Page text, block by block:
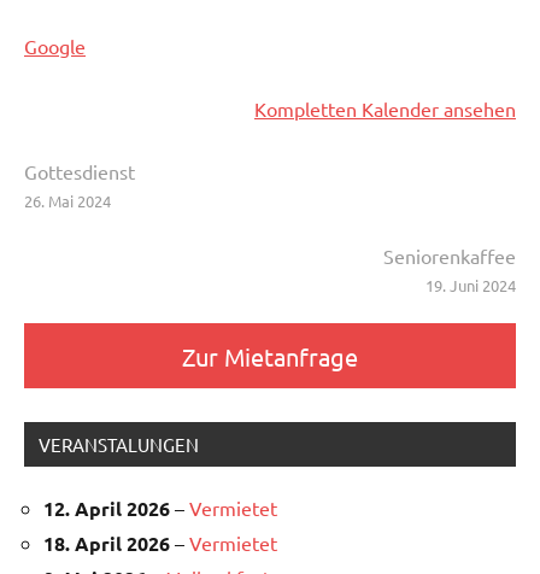
Google
Kompletten Kalender ansehen
Beitragsnavigation
Gottesdienst
26. Mai 2024
Seniorenkaffee
19. Juni 2024
Zur Mietanfrage
VERANSTALUNGEN
12. April 2026 – Vermietet
18. April 2026 – Vermietet